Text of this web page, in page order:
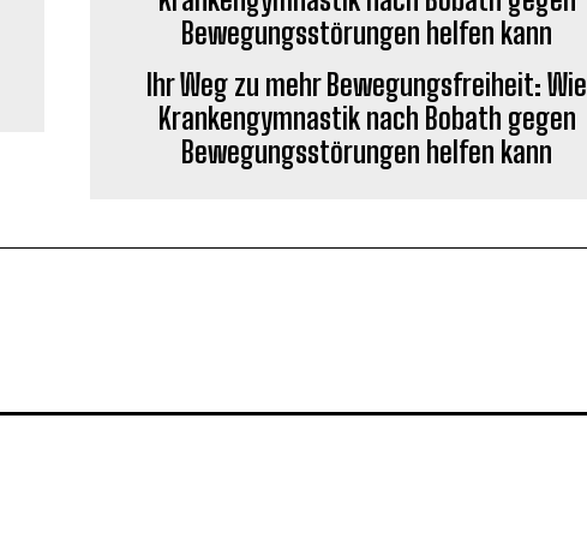
Ihr Weg zu mehr Bewegungsfreiheit: Wie
Krankengymnastik nach Bobath gegen
Bewegungsstörungen helfen kann